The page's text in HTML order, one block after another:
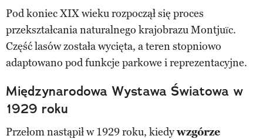
Pod koniec XIX wieku rozpoczął się proces
przekształcania naturalnego krajobrazu Montjuïc.
Część lasów została wycięta, a teren stopniowo
adaptowano pod funkcje parkowe i reprezentacyjne.
Międzynarodowa Wystawa Światowa w
1929 roku
Przełom nastąpił w 1929 roku, kiedywzgórze